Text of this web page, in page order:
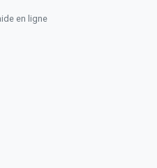
en ligne